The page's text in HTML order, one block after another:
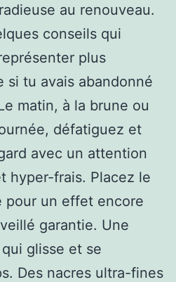
au renouveau.
conseils qui
plus
si tu avais abandonné
matin, à la brune ou
défatiguez et
avec un attention
hyper-frais. Placez le
pour un effet encore
garantie. Une
glisse et se
Des nacres ultra-fines